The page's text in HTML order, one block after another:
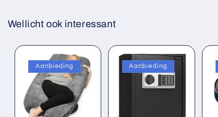
Wellicht ook interessant
Aanbieding Aanbieding